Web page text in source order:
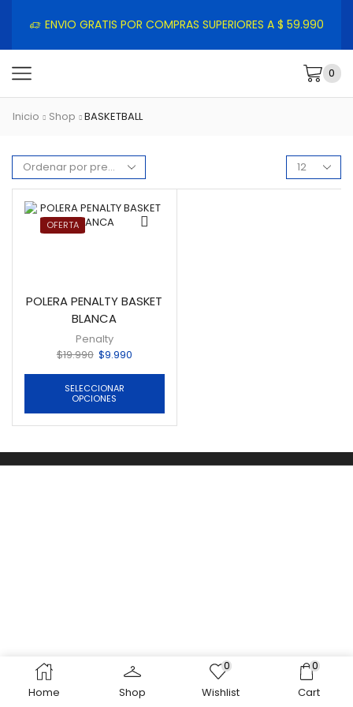
ENVIO GRATIS POR COMPRAS SUPERIORES A $ 59.990
0
Inicio Shop BASKETBALL
OFERTA
POLERA PENALTY BASKET
BLANCA
Penalty
$19.990 $9.990
SELECCIONAR
OPCIONES
Home Shop
0
Wishlist
0
Cart